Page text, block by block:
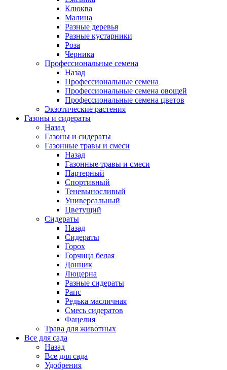
Клюква
Малина
Разные деревья
Разные кустарники
Роза
Черника
Профессиональные семена
Назад
Профессиональные семена
Профессиональные семена овощей
Профессиональные семена цветов
Экзотические растения
Газоны и сидераты
Назад
Газоны и сидераты
Газонные травы и смеси
Назад
Газонные травы и смеси
Партерный
Спортивный
Теневыносливый
Универсальный
Цветущий
Сидераты
Назад
Сидераты
Горох
Горчица белая
Донник
Люцерна
Разные сидераты
Рапс
Редька масличная
Смесь сидератов
Фацелия
Трава для животных
Все для сада
Назад
Все для сада
Удобрения